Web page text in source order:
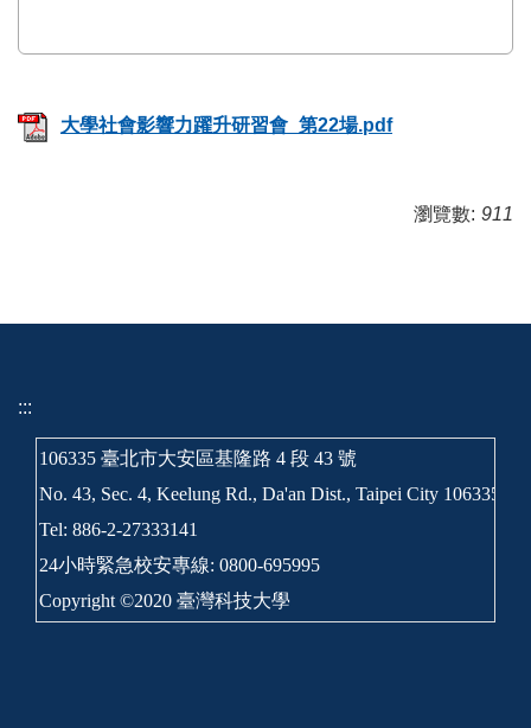
大學社會影響力躍升研習會_第22場.pdf
瀏覽數: 911
:::
106335 臺北市大安區基隆路 4 段 43 號
No. 43, Sec. 4, Keelung Rd., Da'an Dist., Taipei City 106335,
Tel: 886-2-27333141
24小時緊急校安專線: 0800-695995
Copyright ©2020 臺灣科技大學